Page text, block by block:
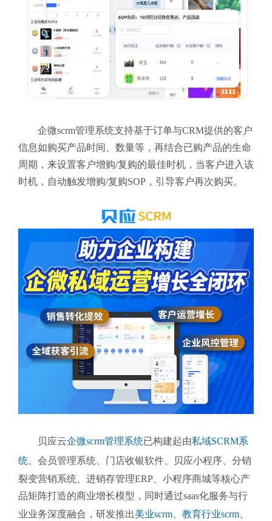
企微scrm管理系统支持基于订单与CRM提供的客户
信息如购买产品时间、数量等，再结合已购产品的生命
周期，来设置客户增购/复购的最佳时机，当客户进入该
时机，自动触发增购/复购SOP，引导客户再次购买。
贝应云企微scrm管理系统已构建起由私域SCRM系
统 、会员管理系统、门店收银软件、贝应小程序、分销
裂变营销系统、进销存管理ERP、小程序商城等核心产
品矩阵打造的商业增长模型，同时通过saas化服务与行
业业务深度融合，研发推出美业scrm 教育行业scrm